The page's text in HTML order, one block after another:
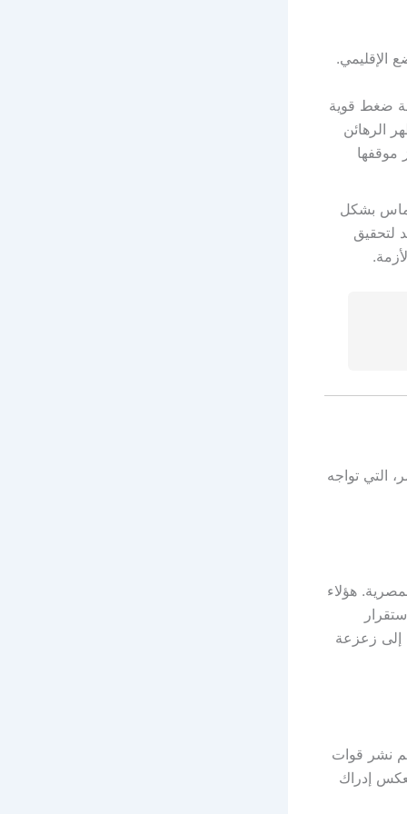
الإقليمي.
ضغط قوية
الرهائن
بشكل
لتحقيق
التي تواجه
هؤلاء
إلى زعزعة
نشر قوات
إدراك